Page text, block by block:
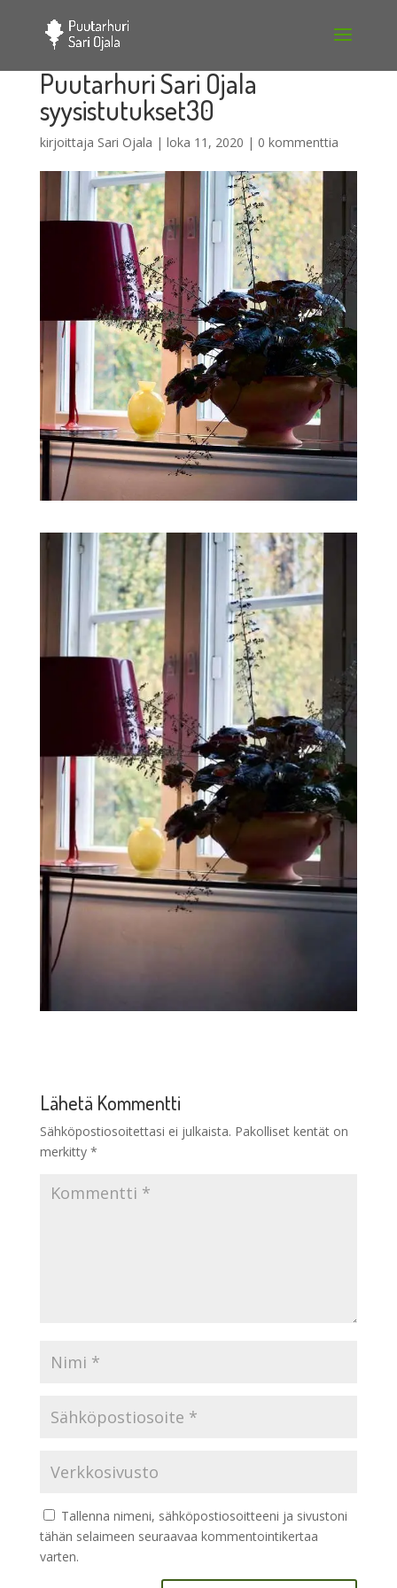
Puutarhuri Sari Ojala
syysistutukset30
kirjoittaja Sari Ojala | loka 11, 2020 | 0 kommenttia
Lähetä Kommentti
Sähköpostiosoitettasi ei julkaista. Pakolliset kentät on
merkitty *
Tallenna nimeni, sähköpostiosoitteeni ja sivustoni
tähän selaimeen seuraavaa kommentointikertaa
varten.